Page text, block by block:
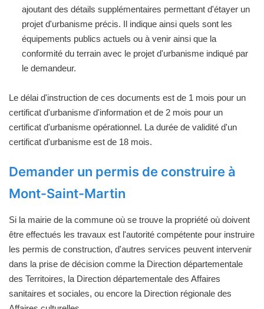
ajoutant des détails supplémentaires permettant d'étayer un
projet d'urbanisme précis. Il indique ainsi quels sont les
équipements publics actuels ou à venir ainsi que la
conformité du terrain avec le projet d'urbanisme indiqué par
le demandeur.
Le délai d'instruction de ces documents est de 1 mois pour un
certificat d'urbanisme d'information et de 2 mois pour un
certificat d'urbanisme opérationnel. La durée de validité d'un
certificat d'urbanisme est de 18 mois.
Demander un permis de construire à
Mont-Saint-Martin
Si la mairie de la commune où se trouve la propriété où doivent
être effectués les travaux est l'autorité compétente pour instruire
les permis de construction, d'autres services peuvent intervenir
dans la prise de décision comme la Direction départementale
des Territoires, la Direction départementale des Affaires
sanitaires et sociales, ou encore la Direction régionale des